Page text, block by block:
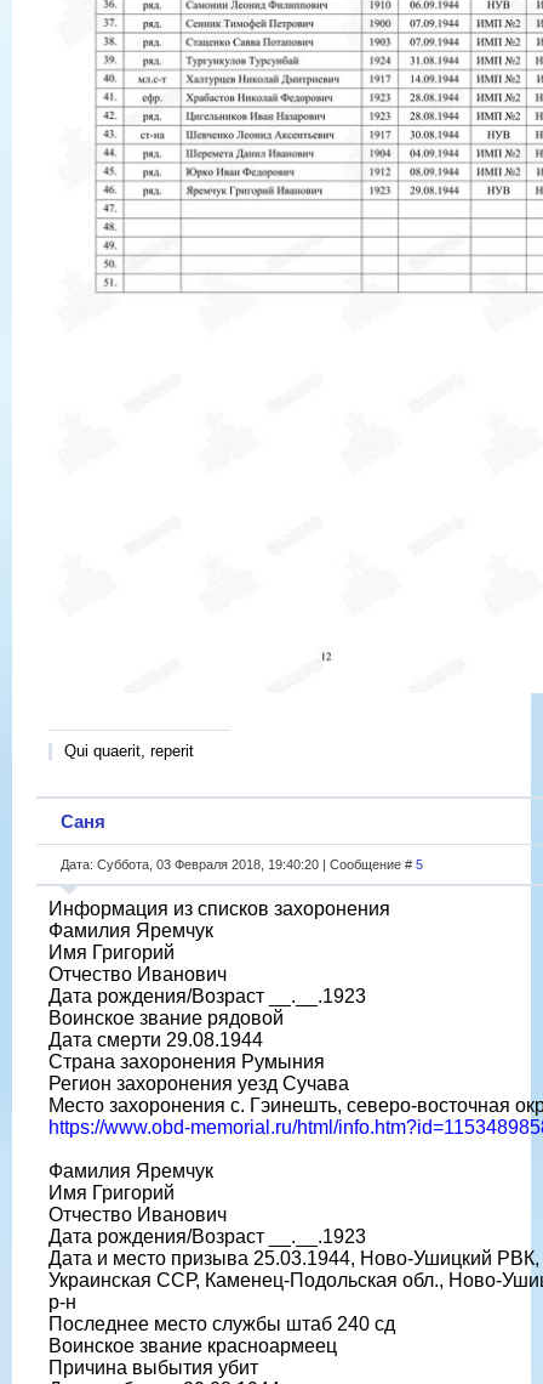
Qui quaerit, reperit
Саня
Дата: Суббота, 03 Февраля 2018, 19:40:20 | Сообщение # 5
Информация из списков захоронения
Фамилия Яремчук
Имя Григорий
Отчество Иванович
Дата рождения/Возраст __.__.1923
Воинское звание рядовой
Дата смерти 29.08.1944
Страна захоронения Румыния
Регион захоронения уезд Сучава
Место захоронения с. Гэинешть, северо-восточная
https://www.obd-memorial.ru/html/
Фамилия Яремчук
Имя Григорий
Отчество Иванович
Дата рождения/Возраст __.__.1923
Дата и место призыва 25.03.1944, Ново-Ушицкий РВК,
Украинская ССР, Каменец-Подольская обл., Ново-
р-н
Последнее место службы штаб 240 сд
Воинское звание красноармеец
Причина выбытия убит